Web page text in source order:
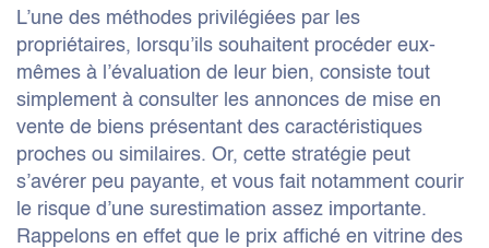
L’une des méthodes privilégiées par les
propriétaires, lorsqu’ils souhaitent procéder eux-
mêmes à l’évaluation de leur bien, consiste tout
simplement à consulter les annonces de mise en
vente de biens présentant des caractéristiques
proches ou similaires. Or, cette stratégie peut
s’avérer peu payante, et vous fait notamment courir
le risque d’une surestimation assez importante.
Rappelons en effet que le prix affiché en vitrine des